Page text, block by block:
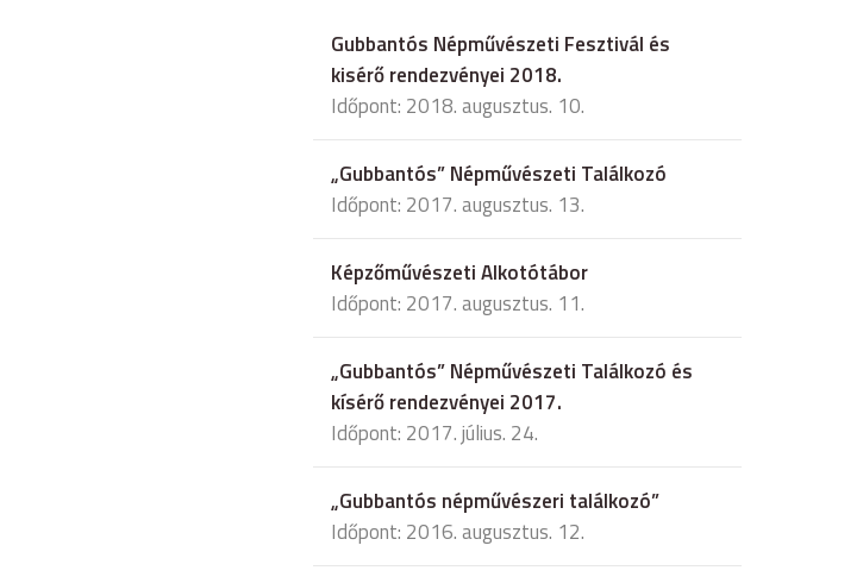
Gubbantós Népművészeti Fesztivál és
kisérő rendezvényei 2018.
Időpont: 2018. augusztus. 10.
„Gubbantós” Népművészeti Találkozó
Időpont: 2017. augusztus. 13.
Képzőművészeti Alkotótábor
Időpont: 2017. augusztus. 11.
„Gubbantós” Népművészeti Találkozó és
kísérő rendezvényei 2017.
Időpont: 2017. július. 24.
„Gubbantós népművészeri találkozó”
Időpont: 2016. augusztus. 12.